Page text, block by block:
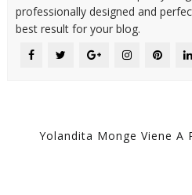
professionally designed and
best result for your blog.
Yolandita Monge Viene A